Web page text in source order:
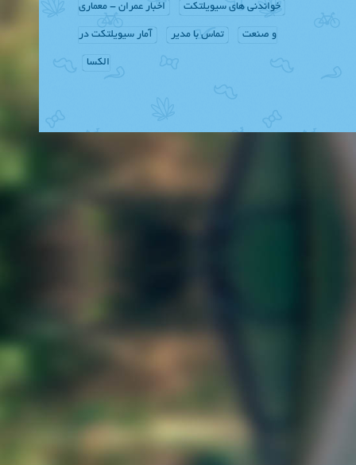
خواندنی های سیویلتکت اخبار عمران - معماری
و صنعت تماس با مدیر آمار سیویلتکت در
الکسا